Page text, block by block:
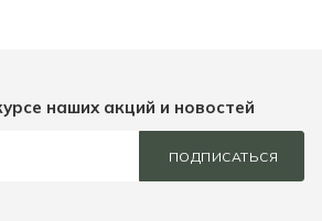
наших акций и новостей
ПОДПИСАТЬСЯ